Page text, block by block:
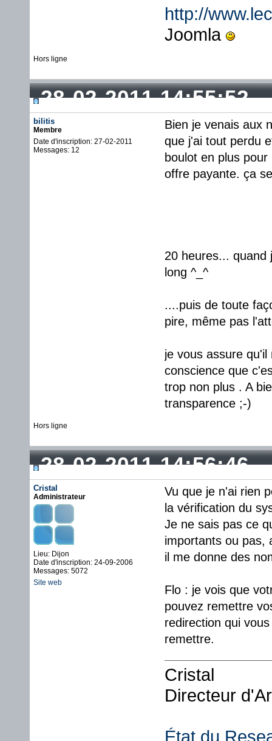
http://
Joomla
Hors ligne
28-02-2011 14:55:52
bilitis
Membre
Date d'inscription: 27-02-2011
Messages: 12
Bien je venais aux
que j'ai tout perdu
boulot en plus
offre payante. ça
20 heures... quand
long ^_^
....puis de toute
pire, même pas
je vous assure
conscience que
trop non plus . A
transparence ;-)
Hors ligne
28-02-2011 14:56:46
Cristal
Administrateur
Lieu: Dijon
Date d'inscription: 24-09-2006
Messages: 5072
Site web
Vu que je n'ai rien
la vérification du
Je ne sais pas ce
importants ou pas,
il me donne des
Flo : je vois que
pouvez remettre
redirection qui
remettre.
Cristal
Directeur
État du